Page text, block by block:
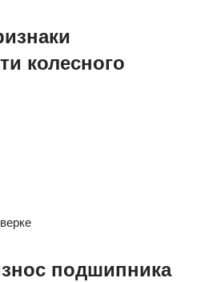
колесного
подшипника